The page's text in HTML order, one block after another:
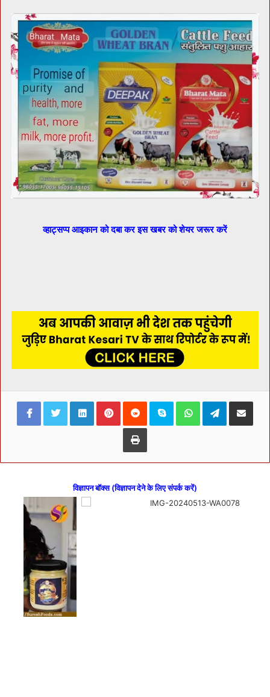
व्हाट्सप्प आइकान को दबा कर इस खबर को शेयर जरूर करें
FacebookTwitterLinkedInPinterestReddit Skype WhatsAppTelegramShare via
Print
विज्ञापन बॉक्स (विज्ञापन देने के लिए संपर्क करें)